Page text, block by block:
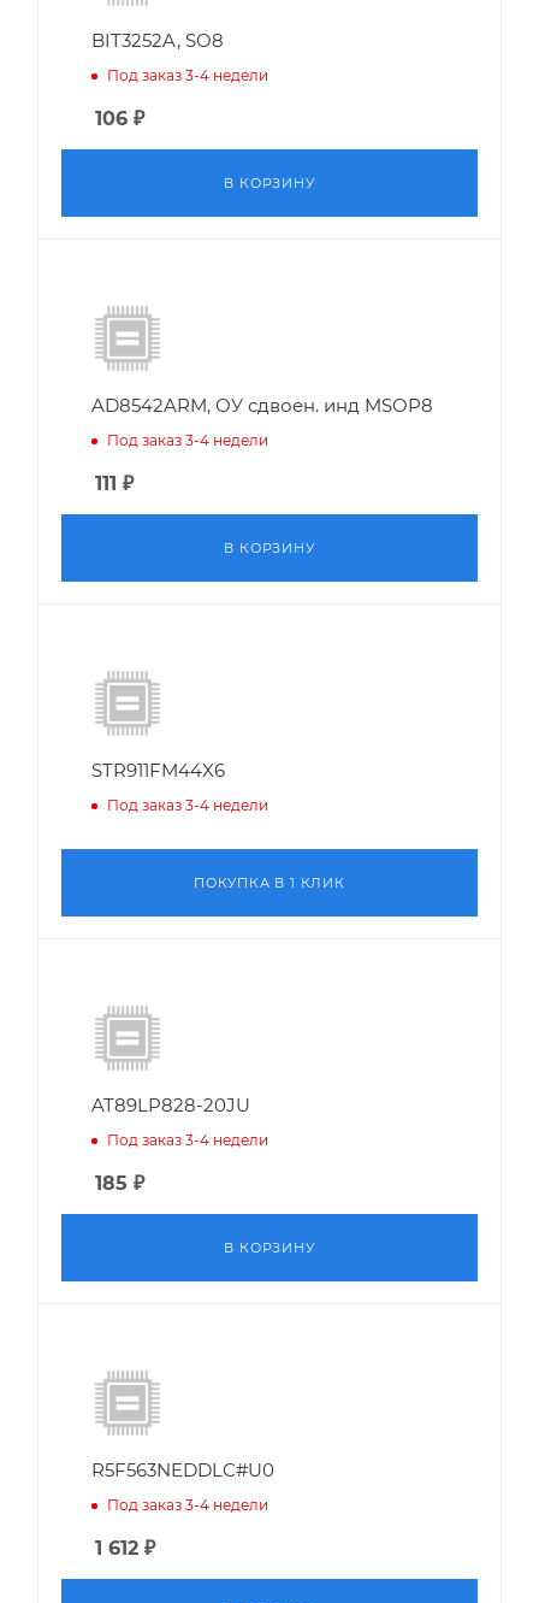
BIT3252A, SO8
Под заказ 3-4 недели
106 ₽
В КОРЗИНУ
AD8542ARM, ОУ сдвоен. инд MSOP8
Под заказ 3-4 недели
111 ₽
В КОРЗИНУ
STR911FM44X6
Под заказ 3-4 недели
ПОКУПКА В 1 КЛИК
AT89LP828-20JU
Под заказ 3-4 недели
185 ₽
В КОРЗИНУ
R5F563NEDDLC#U0
Под заказ 3-4 недели
1 612 ₽